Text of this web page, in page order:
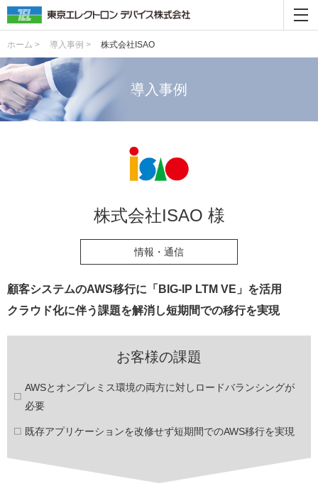
ホーム > 導入事例 > 株式会社ISAO
導入事例
株式会社ISAO 様
情報・通信
顧客システムのAWS移行に「BIG-IP LTM VE」を活用
クラウド化に伴う課題を解消し短期間での移行を実現
お客様の課題
AWSとオンプレミス環境の両方に対しロードバランシングが
必要
既存アプリケーションを改修せず短期間でのAWS移行を実現